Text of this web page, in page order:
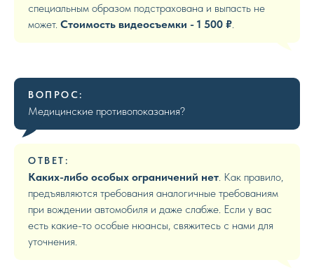
специальным образом подстрахована и выпасть не
может. Стоимость видеосъемки - 1 500 ₽
ВОПРОС:
Медицинские противопоказания?
ОТВЕТ:
Каких-либо особых ограничений нет . Как правило,
предъявляются требования аналогичные требованиям
при вождении автомобиля и даже слабже. Если у вас
есть какие-то особые нюансы, свяжитесь с нами для
уточнения.